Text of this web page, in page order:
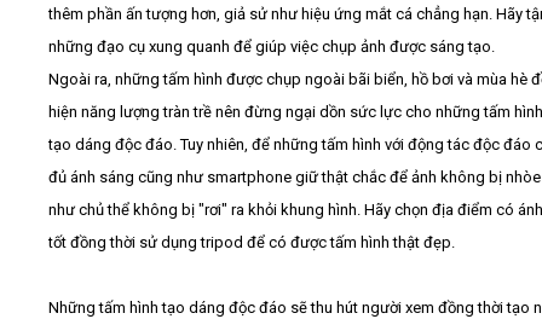
thêm phần ấn tượng hơn, giả sử như hiệu ứng mắt cá chẳng hạn. Hãy
những đạo cụ xung quanh để giúp việc chụp ảnh được sáng tạo.
Ngoài ra, những tấm hình được chụp ngoài bãi biển, hồ bơi và mùa hè
hiện năng lượng tràn trề nên đừng ngại dồn sức lực cho những tấm
tạo dáng độc đáo. Tuy nhiên, để những tấm hình với động tác độc đáo
đủ ánh sáng cũng như smartphone giữ thật chắc để ảnh không bị
như chủ thể không bị "rơi" ra khỏi khung hình. Hãy chọn địa điểm có
tốt đồng thời sử dụng tripod để có được tấm hình thật đẹp.
Những tấm hình tạo dáng độc đáo sẽ thu hút người xem đồng thời tạo